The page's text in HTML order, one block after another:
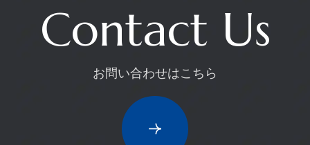
Contact Us
お問い合わせはこちら